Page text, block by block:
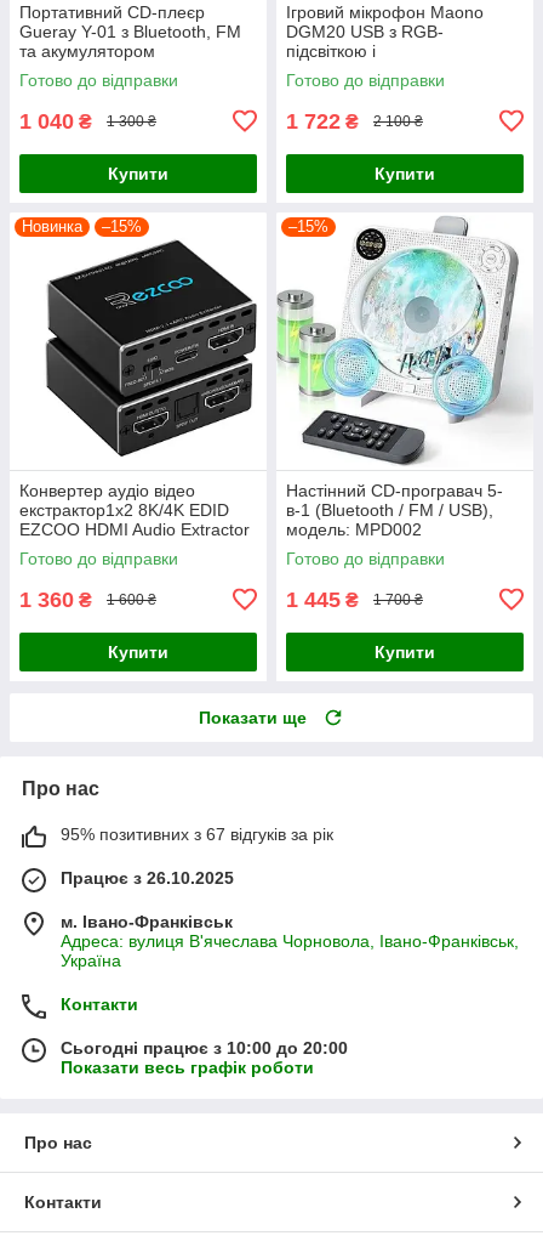
Портативний CD-плеєр
Gueray Y-01 з Bluetooth, FM
та акумулятором
Готово до відправки
1 040 ₴ 1 300 ₴
Купити
Ігровий мікрофон Maono
DGM20 USB з RGB-
підсвіткою і
шумозаглушенням чорний
для ПК PS4 PS5
Готово до відправки
1 722 ₴ 2 100 ₴
Купити
Новинка –15%
Конвертер аудіо відео
екстрактор1x2 8K/4K EDID
EZCOO HDMI Audio Extractor
Готово до відправки
1 360 ₴ 1 600 ₴
Купити
–15%
Настінний CD-програвач 5-
в-1 (Bluetooth / FM / USB),
модель: MPD002
Готово до відправки
1 445 ₴ 1 700 ₴
Купити
Показати ще
Про нас
95% позитивних з 67 відгуків за рік
Працює з 26.10.2025
м. Івано-Франківськ
Адреса: вулиця В'ячеслава Чорновола, Івано-Франківськ,
Україна
Контакти
Сьогодні працює з 10:00 до 20:00
Показати весь графік роботи
Про нас
Контакти